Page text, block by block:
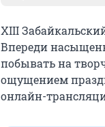
XIII
Впереди
побывать на
ощущением
онлайн-